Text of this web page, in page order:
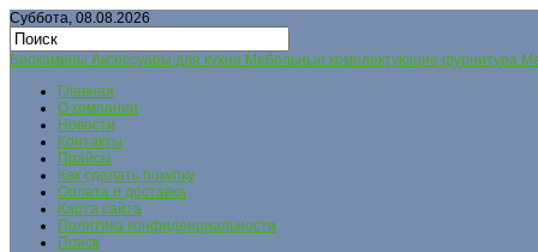
Суббота, 08.08.2026
Биокамины Аксессуары для кухни Мебельные комплектующие,фурнитура
Главная
О компании
Новости
Контакты
Прайсы
Как сделать покупку
Оплата и доставка
Карта сайта
Политика конфиденциальности
Поиск